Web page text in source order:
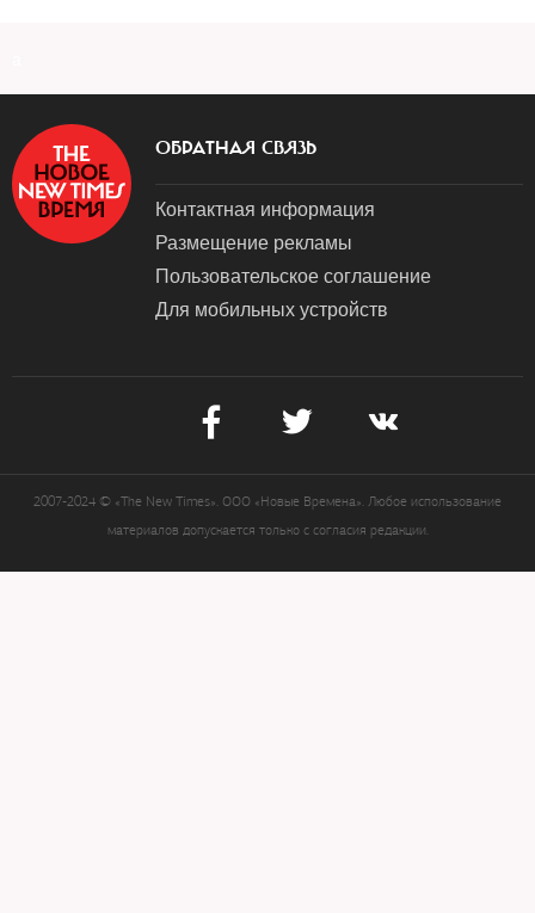
ОБРАТНАЯ СВЯЗЬ
Контактная информация
Размещение рекламы
Пользовательское соглашение
Для мобильных устройств
2007-2024 © «The New Times». ООО «Новые Времена». Любое использование
материалов допускается только с согласия редакции.